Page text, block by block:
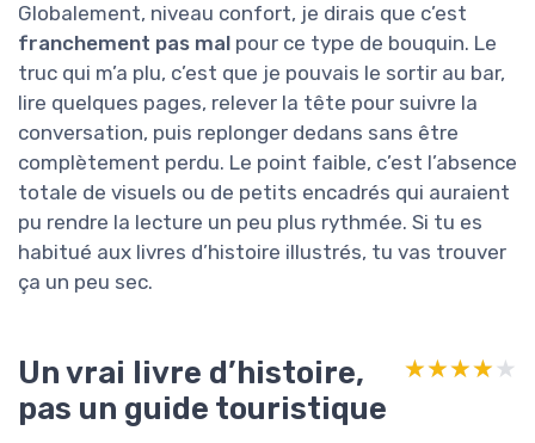
Globalement, niveau confort, je dirais que c’est
franchement pas mal pour ce type de bouquin. Le
truc qui m’a plu, c’est que je pouvais le sortir au bar,
lire quelques pages, relever la tête pour suivre la
conversation, puis replonger dedans sans être
complètement perdu. Le point faible, c’est l’absence
totale de visuels ou de petits encadrés qui auraient
pu rendre la lecture un peu plus rythmée. Si tu es
habitué aux livres d’histoire illustrés, tu vas trouver
ça un peu sec.
Un vrai livre d’histoire,
pas un guide touristique
★★★★★
★★★★★